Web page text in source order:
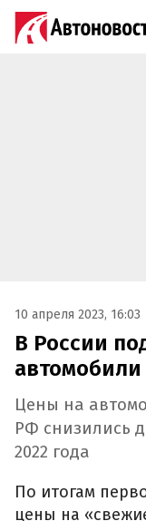
10 апреля 2023, 16:03
В России
автомобили
Цены на
РФ снизились
2022 года
По итогам
цены на